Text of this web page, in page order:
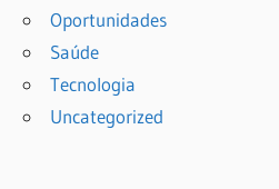
Oportunidades
Saúde
Tecnologia
Uncategorized